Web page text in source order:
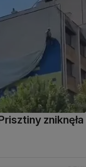
zniknęła